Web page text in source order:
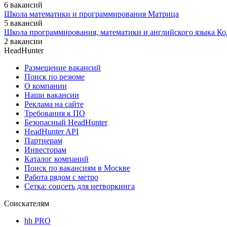
6 вакансий
Школа математики и программирования Матрица
5 вакансий
Школа программирования, математики и английского языка
2 вакансии
HeadHunter
Размещение вакансий
Поиск по резюме
О компании
Наши вакансии
Реклама на сайте
Требования к ПО
Безопасный HeadHunter
HeadHunter API
Партнерам
Инвесторам
Каталог компаний
Поиск по вакансиям в Москве
Работа рядом с метро
Сетка: соцсеть для нетворкинга
Соискателям
hh PRO